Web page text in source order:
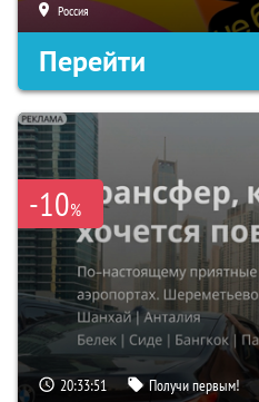
Россия
Перейти
-10%
20:33:50 Получи первым!